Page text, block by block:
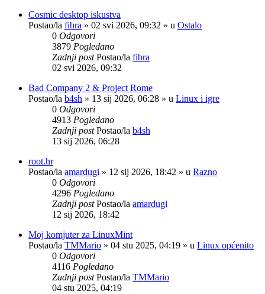
Cosmic desktop iskustva
Postao/la fibra » 02 svi 2026, 09:32 » u Ostalo
0 Odgovori
3879 Pogledano
Zadnji postPostao/la fibra
02 svi 2026, 09:32
Bad Company 2 & Project Rome
Postao/la b4sh » 13 sij 2026, 06:28 » u Linux i igre
0 Odgovori
4913 Pogledano
Zadnji postPostao/la b4sh
13 sij 2026, 06:28
root.hr
Postao/la amardugi » 12 sij 2026, 18:42 » u Razno
0 Odgovori
4296 Pogledano
Zadnji postPostao/la amardugi
12 sij 2026, 18:42
Moj komjuter za LinuxMint
Postao/la TMMario » 04 stu 2025, 04:19 » u Linux općenito
0 Odgovori
4116 Pogledano
Zadnji postPostao/la TMMario
04 stu 2025, 04:19